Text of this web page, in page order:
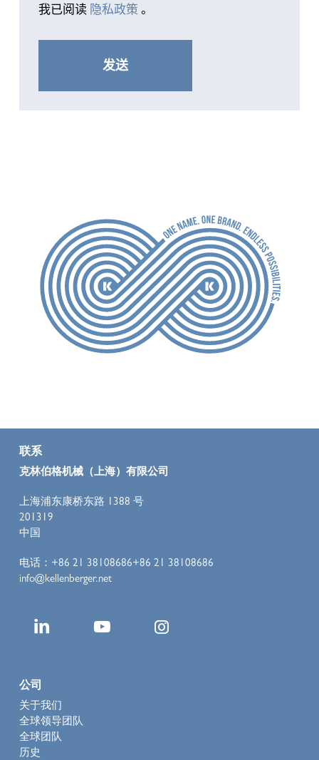
我已阅读 隐私政策 。
联系
克林伯格机械（上海）有限公司
上海浦东康桥东路 1388 号
201319
中国
电话：+86 21 38108686+86 21 38108686
info@kellenberger.net
公司
关于我们
全球领导团队
全球团队
历史